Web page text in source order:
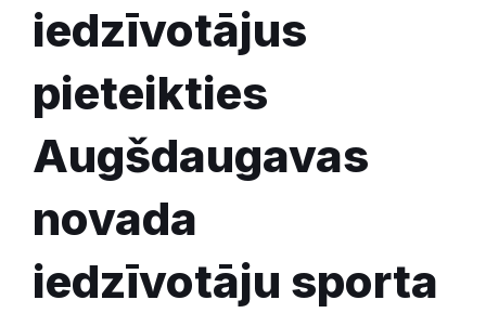
iedzīvotājus
pieteikties
Augšdaugavas
novada
iedzīvotāju sporta